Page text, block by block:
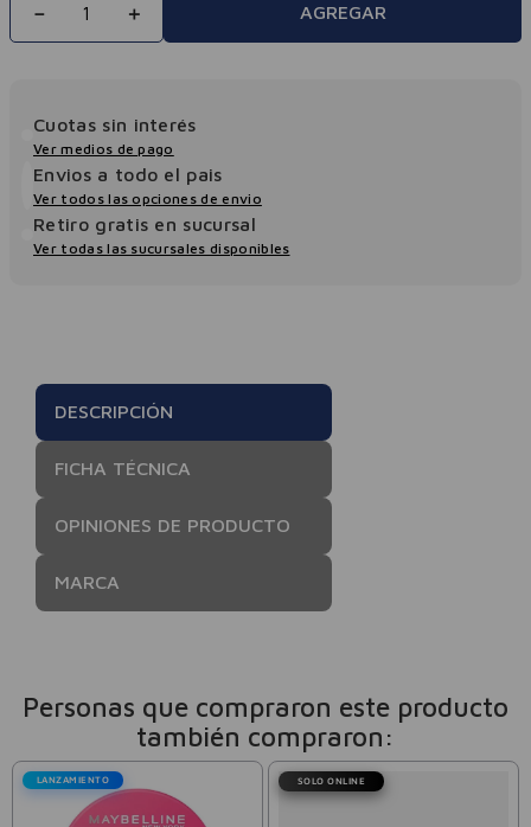
＋
－ AGREGAR
Cuotas sin interés
Ver medios de pago
Envios a todo el pais
Ver todos las opciones de envio
Retiro gratis en sucursal
Ver todas las sucursales disponibles
DESCRIPCIÓN
FICHA TÉCNICA
OPINIONES DE PRODUCTO
MARCA
Personas que compraron este producto
también compraron:
LANZAMIENTO SOLO ONLINE